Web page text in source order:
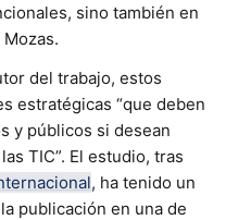
sino también en
del trabajo, estos
estratégicas “que deben
y públicos si desean
TIC”. El estudio, tras
, ha tenido un
publicación en una de